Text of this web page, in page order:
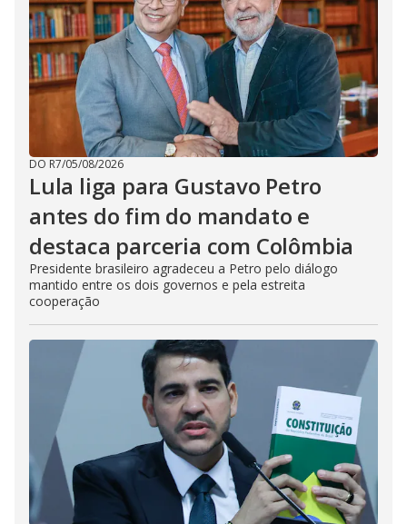
DO R7/05/08/2026
Lula liga para Gustavo Petro
antes do fim do mandato e
destaca parceria com Colômbia
Presidente brasileiro agradeceu a Petro pelo diálogo
mantido entre os dois governos e pela estreita
cooperação